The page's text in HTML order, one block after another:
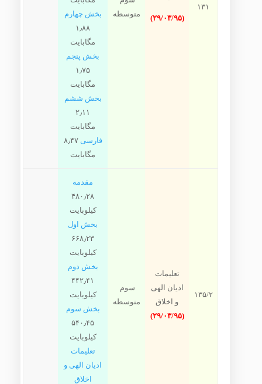
۱۳۱
(۲۹/۰۳/۹۵)
متوسطه
بخش چهارم
۱٫۸۸
مگابایت
بخش پنجم
۱٫۷۵
مگابایت
بخش ششم
۲٫۱۱
مگابایت
فارسی ۸٫۴۷
مگابایت
۱۳۵/۲
تعلیمات
ادیان الهی
و اخلاق
(۲۹/۰۳/۹۵)
سوم
متوسطه
مقدمه
۴۸۰٫۲۸
کیلوبایت
بخش اول
۶۶۸٫۲۳
کیلوبایت
بخش دوم
۴۴۲٫۴۱
کیلوبایت
بخش سوم
۵۴۰٫۴۵
کیلوبایت
تعلیمات
ادیان الهی و
اخلاق